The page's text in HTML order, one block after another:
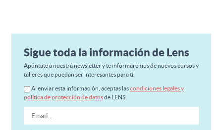
Sigue toda la información de Lens
Apúntate a nuestra newsletter y te informaremos de nuevos cursos y
talleres que puedan ser interesantes para ti.
Al enviar esta información, aceptas lascondiciones legales y
política de protección de datosde LENS.